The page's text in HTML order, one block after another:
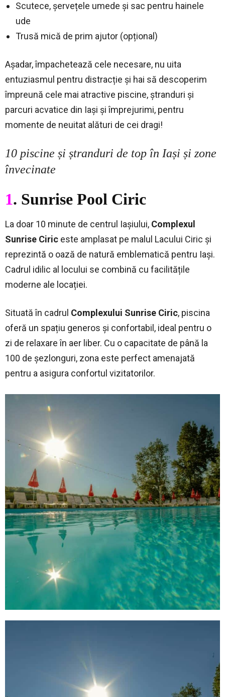
Scutece, șervețele umede și sac pentru hainele
ude
Trusă mică de prim ajutor (opțional)
Așadar, împachetează cele necesare, nu uita
entuziasmul pentru distracție și hai să descoperim
împreună cele mai atractive piscine, ștranduri și
parcuri acvatice din Iași și împrejurimi, pentru
momente de neuitat alături de cei dragi!
10 piscine și ștranduri de top în Iași și zone
învecinate
1. Sunrise Pool Ciric
La doar 10 minute de centrul Iașiului, Complexul
Sunrise Ciric este amplasat pe malul Lacului Ciric și
reprezintă o oază de natură emblematică pentru Iași.
Cadrul idilic al locului se combină cu facilitățile
moderne ale locației.
Situată în cadrul Complexului Sunrise Ciric, piscina
oferă un spațiu generos și confortabil, ideal pentru o
zi de relaxare în aer liber. Cu o capacitate de până la
100 de șezlonguri, zona este perfect amenajată
pentru a asigura confortul vizitatorilor.